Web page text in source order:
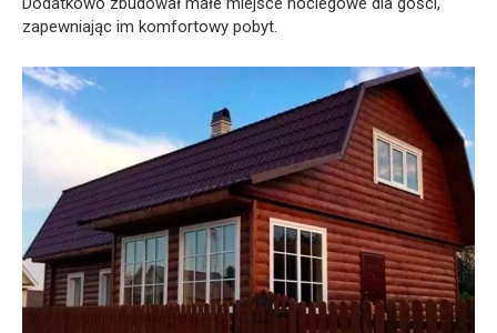
zapewniając im komfortowy pobyt.